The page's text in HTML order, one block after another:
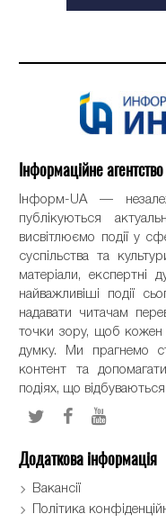
Інформаційне
Інформ-UA —
публікуються
висвітлюємо події у
суспільства та
матеріали,
найважливіші події
надавати читачам
точки зору, щоб кожен
думку. Ми прагнемо
контент та
подіях, що відбуваються
Додаткова інформація
Вакансії
Політика